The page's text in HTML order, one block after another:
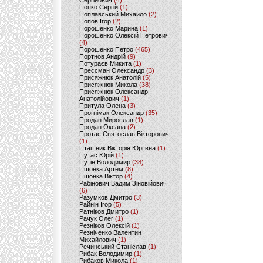
Попко Сергій (1)
Поплавський Михайло (2)
Попов Ігор(2)
Порошенко Марина (1)
Порошенко Олексій Петрович
(4)
Порошенко Петро (465)
Портнов Андрій (9)
Потураєв Микита(1)
Прессман Олександр(3)
Присяжнюк Анатолій (5)
Присяжнюк Микола (38)
Присяжнюк Олександр
Анатолійович (1)
Притула Олена (3)
Прогнімак Олександр(35)
Продан Мирослав(1)
Продан Оксана (2)
Протас Святослав Вікторович
(1)
Пташник Вікторія Юріївна (1)
Путас Юрій (1)
Путін Володимир(38)
Пшонка Артем (8)
Пшонка Віктор(4)
Рабінович Вадим Зіновійович
(6)
Разумков Дмитро (3)
Райнін Ігор(5)
Ратніков Дмитро (1)
Рачук Олег (1)
Резніков Олексій(1)
Резніченко Валентин
Михайлович (1)
Речинський Станіслав (1)
Рибак Володимир(1)
Рибаков Микола(1)